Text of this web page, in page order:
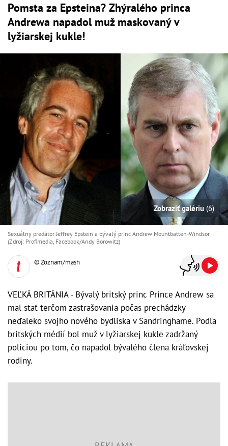
Pomsta za Epsteina? Zhýralého princa
Andrewa napadol muž maskovaný v
lyžiarskej kukle!
Zobraziť galériu (6)
Sexuálny predátor Jeffrey Epstein a bývalý princ Andrew Mountbatten-Windsor
(Zdroj: Profimedia, Facebook/Andy Borowitz)
© Zoznam/mash
VEĽKÁ BRITÁNIA - Bývalý britský princ Prince Andrew sa
mal stať terčom zastrašovania počas prechádzky
neďaleko svojho nového bydliska v Sandringhame. Podľa
britských médií bol muž v lyžiarskej kukle zadržaný
políciou po tom, čo napadol bývalého člena kráľovskej
rodiny.